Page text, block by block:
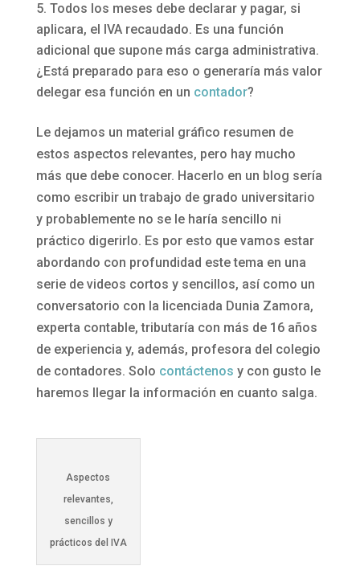
Todos los meses debe declarar y pagar, si
aplicara, el IVA recaudado. Es una función
adicional que supone más carga administrativa.
¿Está preparado para eso o generaría más valor
delegar esa función en un contador?
Le dejamos un material gráfico resumen de
estos aspectos relevantes, pero hay mucho
más que debe conocer. Hacerlo en un blog sería
como escribir un trabajo de grado universitario
y probablemente no se le haría sencillo ni
práctico digerirlo. Es por esto que vamos estar
abordando con profundidad este tema en una
serie de videos cortos y sencillos, así como un
conversatorio con la licenciada Dunia Zamora,
experta contable, tributaría con más de 16 años
de experiencia y, además, profesora del colegio
de contadores. Solo contáctenos y con gusto le
haremos llegar la información en cuanto salga.
Aspectos
relevantes,
sencillos y
prácticos del IVA